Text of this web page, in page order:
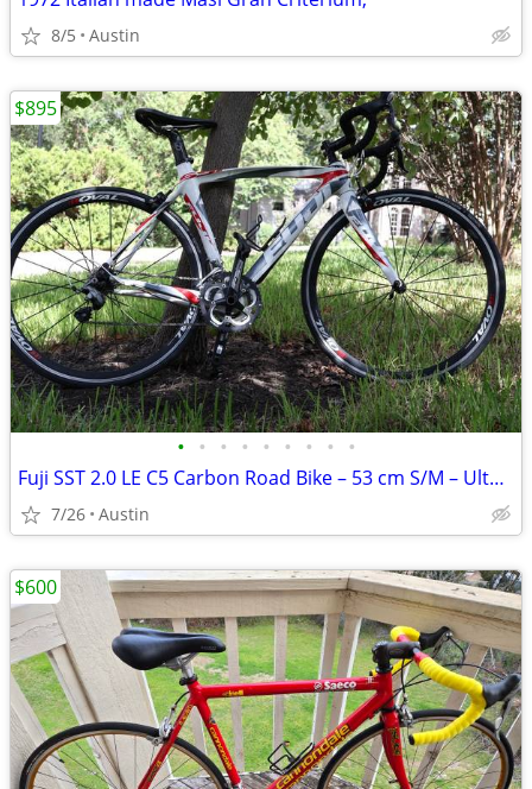
8/5 Austin
• • • • • • • • •
Fuji SST 2.0 LE C5 Carbon Road Bike – 53 cm S/M – Ultegra
7/26 Austin
$895
$600